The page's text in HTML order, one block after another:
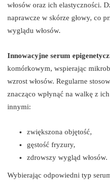
włosów oraz ich elastyczności.
naprawcze w skórze głowy, co
wyglądu włosów.
Innowacyjne serum
komórkowym, wspierając
wzrost włosów. Regularne
znacząco wpłynąć na walkę z
innymi:
zwiększona objętość,
gęstość fryzury,
zdrowszy wygląd włosów.
Wybierając odpowiedni typ